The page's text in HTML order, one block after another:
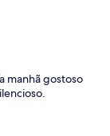
manhã gostoso